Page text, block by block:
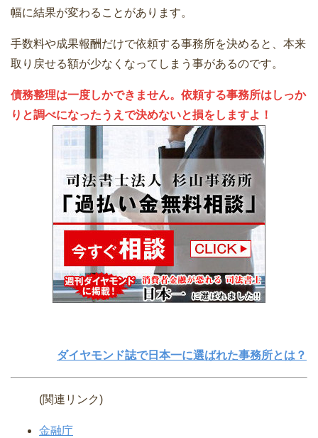
幅に結果が変わることがあります。
手数料や成果報酬だけで依頼する事務所を決めると、本来
取り戻せる額が少なくなってしまう事があるのです。
債務整理は一度しかできません。依頼する事務所はしっか
りと調べになったうえで決めないと損をしますよ！
ダイヤモンド誌で日本一に選ばれた事務所とは？
(関連リンク)
金融庁